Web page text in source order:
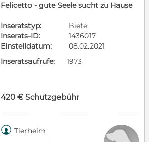
Felicetto - gute Seele sucht zu Hause
Inseratstyp:
Biete
Inserats-ID:
1436017
Einstelldatum:
08.02.2021
Inseratsaufrufe:
1973
420 € Schutzgebühr
 Tierheim